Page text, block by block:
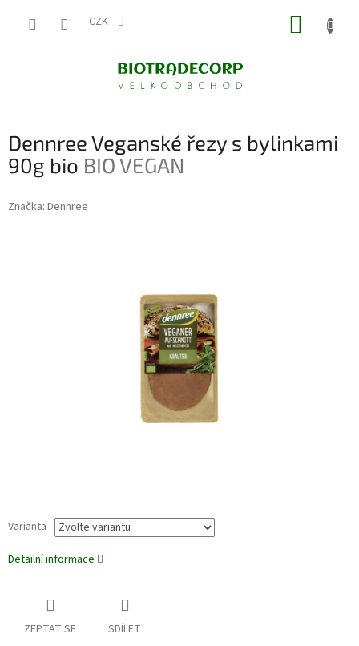
CZK
Dennree Veganské řezy s bylinkami
90g bio BIO VEGAN
Značka: Dennree
Varianta
Detailní informace
ZEPTAT SE SDÍLET